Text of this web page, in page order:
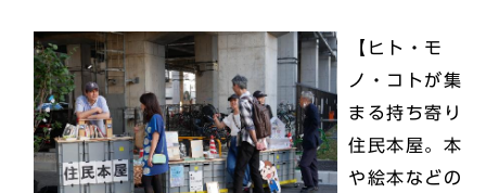
【ヒト・モ
ノ・コトが集
まる持ち寄り
住民本屋。本
や絵本などの